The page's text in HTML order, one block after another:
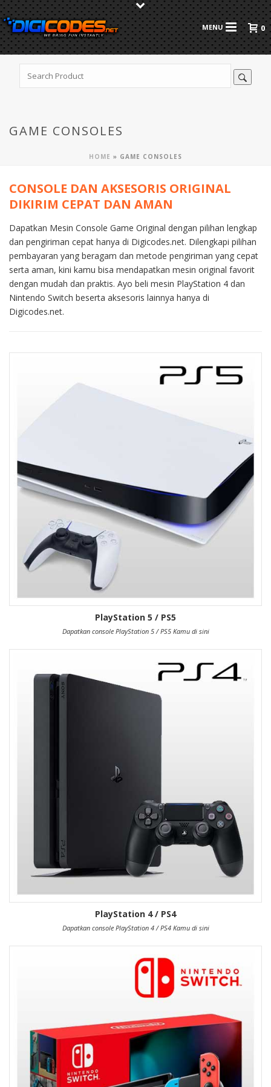
0
GAME CONSOLES
HOME » GAME CONSOLES
CONSOLE DAN AKSESORIS ORIGINAL
DIKIRIM CEPAT DAN AMAN
Dapatkan Mesin Console Game Original dengan pilihan lengkap
dan pengiriman cepat hanya di Digicodes.net. Dilengkapi pilihan
pembayaran yang beragam dan metode pengiriman yang cepat
serta aman, kini kamu bisa mendapatkan mesin original favorit
dengan mudah dan praktis. Ayo beli mesin PlayStation 4 dan
Nintendo Switch beserta aksesoris lainnya hanya di
Digicodes.net.
PlayStation 5 / PS5
Dapatkan console PlayStation 5 / PS5 Kamu di sini
PlayStation 4 / PS4
Dapatkan console PlayStation 4 / PS4 Kamu di sini